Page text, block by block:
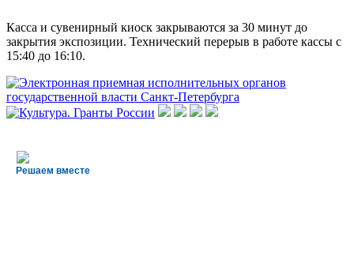
Касса и сувенирный киоск закрываются за 30 минут до
закрытия экспозиции. Технический перерыв в работе кассы с
15:40 до 16:10.
Решаем вместе